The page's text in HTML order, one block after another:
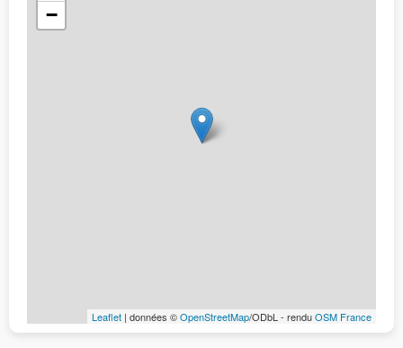
−
Leaflet | données ©OpenStreetMap/ODbL - renduOSM France